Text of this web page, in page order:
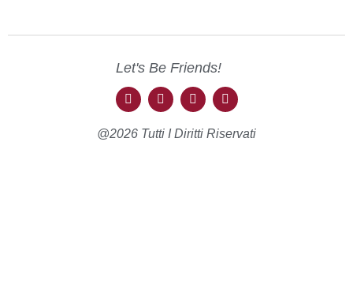
Let's Be Friends!
@2026 Tutti I Diritti Riservati